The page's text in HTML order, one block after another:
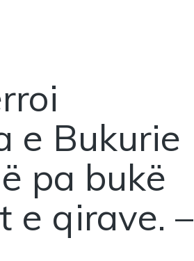
e Bukurie
pa bukë
e qirave. –